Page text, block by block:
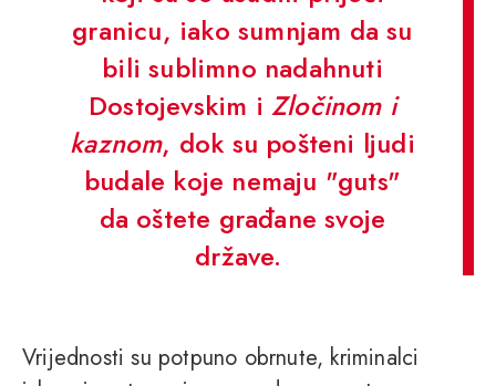
granicu, iako sumnjam da su
bili sublimno nadahnuti
Dostojevskim i Zločinom i
kaznom, dok su pošteni ljudi
budale koje nemaju "guts"
da oštete građane svoje
države.
Vrijednosti su potpuno obrnute, kriminalci